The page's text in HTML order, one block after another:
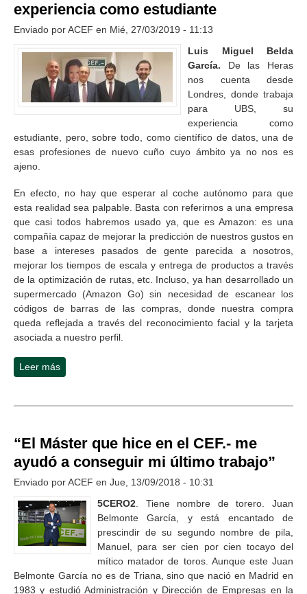
experiencia como estudiante
Enviado porACEF en Mié, 27/03/2019 - 11:13
Luis Miguel Belda
García. De las Heras
nos cuenta desde
Londres, donde trabaja
para UBS, su
experiencia como
estudiante, pero, sobre todo, como científico de datos, una de
esas profesiones de nuevo cuño cuyo ámbito ya no nos es
ajeno.
En efecto, no hay que esperar al coche autónomo para que
esta realidad sea palpable. Basta con referirnos a una empresa
que casi todos habremos usado ya, que es Amazon: es una
compañía capaz de mejorar la predicción de nuestros gustos en
base a intereses pasados de gente parecida a nosotros,
mejorar los tiempos de escala y entrega de productos a través
de la optimización de rutas, etc. Incluso, ya han desarrollado un
supermercado (Amazon Go) sin necesidad de escanear los
códigos de barras de las compras, donde nuestra compra
queda reflejada a través del reconocimiento facial y la tarjeta
asociada a nuestro perfil.
Leer más
“El Máster que hice en el CEF.- me
ayudó a conseguir mi último trabajo”
Enviado porACEF en Jue, 13/09/2018 - 10:31
5CERO2 . Tiene nombre de torero. Juan
Belmonte García, y está encantado de
prescindir de su segundo nombre de pila,
Manuel, para ser cien por cien tocayo del
mítico matador de toros. Aunque este Juan
Belmonte García no es de Triana, sino que nació en Madrid en
1983 y estudió Administración y Dirección de Empresas en la